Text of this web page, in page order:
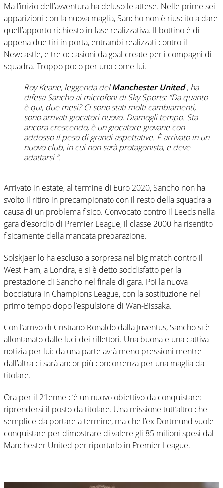
Ma l’inizio dell’avventura ha deluso le attese. Nelle prime sei
apparizioni con la nuova maglia, Sancho non è riuscito a dare
quell’apporto richiesto in fase realizzativa. Il bottino è di
appena due tiri in porta, entrambi realizzati contro il
Newcastle, e tre occasioni da goal create per i compagni di
squadra. Troppo poco per uno come lui.
Roy Keane, leggenda delManchester United, ha
difesa Sancho ai microfoni di Sky Sports: “Da quanto
è qui, due mesi? Ci sono stati molti cambiamenti,
sono arrivati giocatori nuovo. Diamogli tempo. Sta
ancora crescendo, è un giocatore giovane con
addosso il peso di grandi aspettative. È arrivato in un
nuovo club, in cui non sarà protagonista, e deve
adattarsi “.
Arrivato in estate, al termine di Euro 2020, Sancho non ha
svolto il ritiro in precampionato con il resto della squadra a
causa di un problema fisico. Convocato contro il Leeds nella
gara d’esordio di Premier League, il classe 2000 ha risentito
fisicamente della mancata preparazione.
Solskjaer lo ha escluso a sorpresa nel big match contro il
West Ham, a Londra, e si è detto soddisfatto per la
prestazione di Sancho nel finale di gara. Poi la nuova
bocciatura in Champions League, con la sostituzione nel
primo tempo dopo l’espulsione di Wan-Bissaka.
Con l’arrivo di Cristiano Ronaldo dalla Juventus, Sancho si è
allontanato dalle luci dei riflettori. Una buona e una cattiva
notizia per lui: da una parte avrà meno pressioni mentre
dall’altra ci sarà ancor più concorrenza per una maglia da
titolare.
Ora per il 21enne c’è un nuovo obiettivo da conquistare:
riprendersi il posto da titolare. Una missione tutt’altro che
semplice da portare a termine, ma che l’ex Dortmund vuole
conquistare per dimostrare di valere gli 85 milioni spesi dal
Manchester United per riportarlo in Premier League.